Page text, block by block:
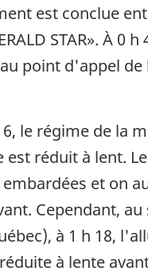
est conclue
STAR». À 0
point d'appel de
le régime de la
est réduit à lent.
et on
Cependant,
à 1 h 18,
à lente